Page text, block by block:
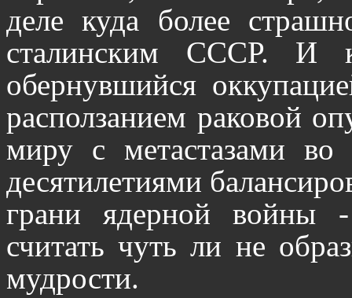
деле куда более
сталинским СССР. И
обернувшийся
расползанием раковой
миру с метастазами во
десятилетиями
грани ядерной войны
считать чуть ли не
мудрости.